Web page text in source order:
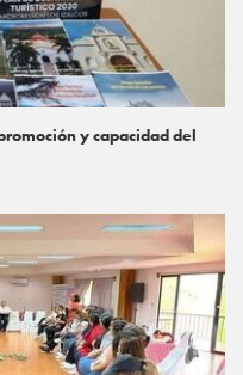
y capacidad del